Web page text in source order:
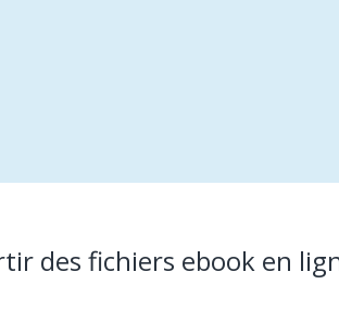
des fichiers ebook en